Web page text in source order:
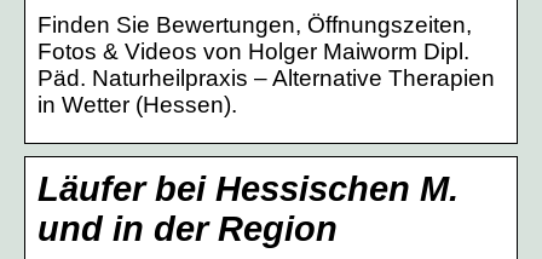
Finden Sie Bewertungen, Öffnungszeiten,
Fotos & Videos von Holger Maiworm Dipl.
Päd. Naturheilpraxis – Alternative Therapien
in Wetter (Hessen).
Läufer bei Hessischen M.
und in der Region